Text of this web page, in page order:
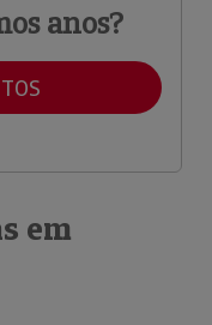
anos?
em